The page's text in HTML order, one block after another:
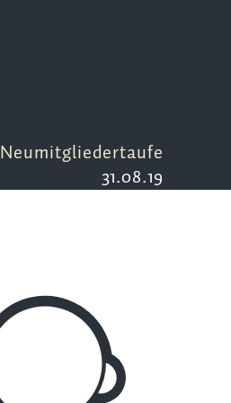
Neumitgliedertaufe
31.08.19